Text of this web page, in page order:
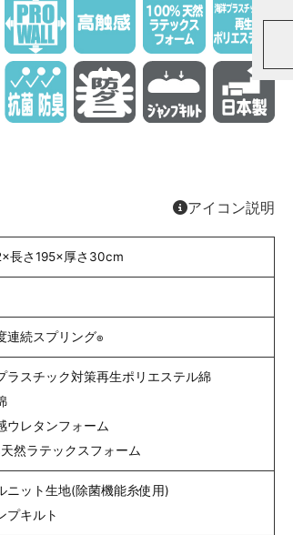
アイコン説明
長さ195×厚さ30cm
連続スプリング®
ラスチック対策再生ポリエステル綿
ウレタンフォーム
然ラテックスフォーム
ニット生地(除菌機能糸使用)
プキルト